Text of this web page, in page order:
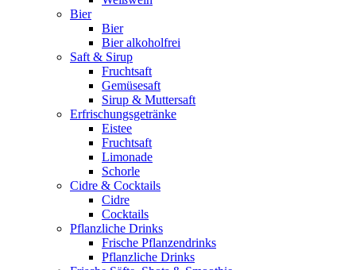
Bier
Bier
Bier alkoholfrei
Saft & Sirup
Fruchtsaft
Gemüsesaft
Sirup & Muttersaft
Erfrischungsgetränke
Eistee
Fruchtsaft
Limonade
Schorle
Cidre & Cocktails
Cidre
Cocktails
Pflanzliche Drinks
Frische Pflanzendrinks
Pflanzliche Drinks